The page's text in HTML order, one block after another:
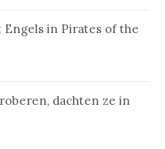
Engels in Pirates of the
dachten ze in